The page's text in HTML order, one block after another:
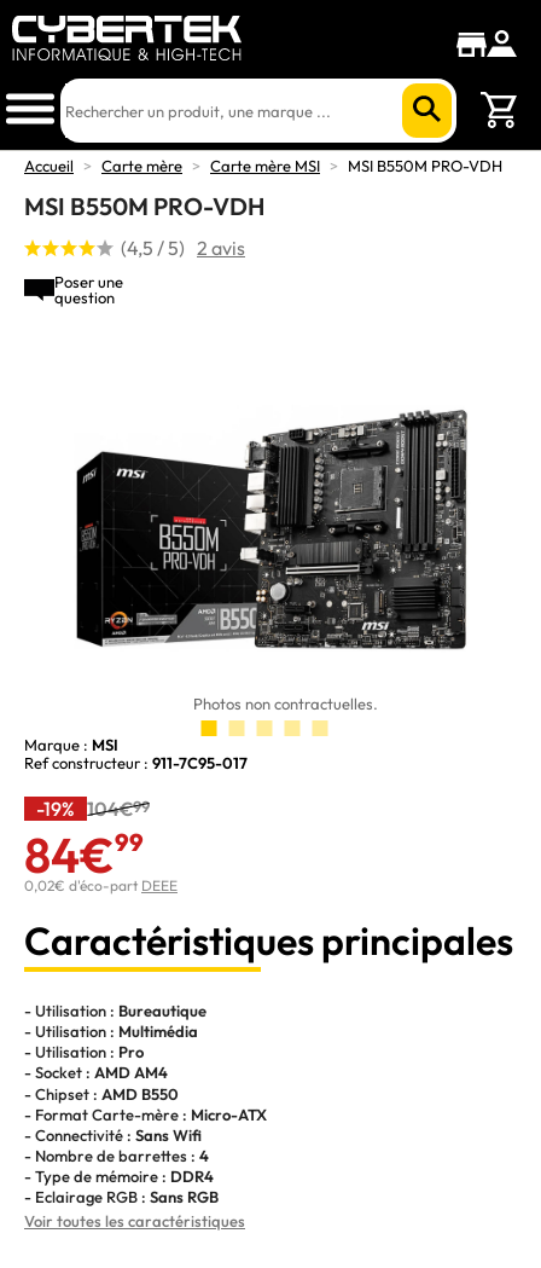
Accueil > Carte mère > Carte mère MSI > MSI B550M PRO-VDH
MSI B550M PRO-VDH
(4,5 / 5) 2 avis
Poser une
question
Photos non contractuelles.
Marque : MSI
Ref constructeur : 911-7C95-017
-19% 104€99
84€99
0,02€ d'éco-part DEEE
Caractéristiques principales
- Utilisation : Bureautique
- Utilisation : Multimédia
- Utilisation : Pro
- Socket : AMD AM4
- Chipset : AMD B550
- Format Carte-mère : Micro-ATX
- Connectivité : Sans Wifi
- Nombre de barrettes : 4
- Type de mémoire : DDR4
- Eclairage RGB : Sans RGB
Voir toutes les caractéristiques